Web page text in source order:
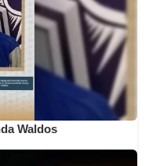
Waldos